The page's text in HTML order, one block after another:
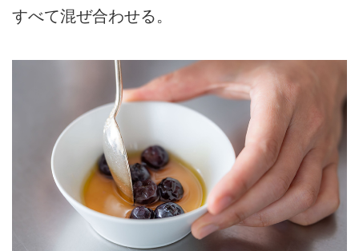
すべて混ぜ合わせる。